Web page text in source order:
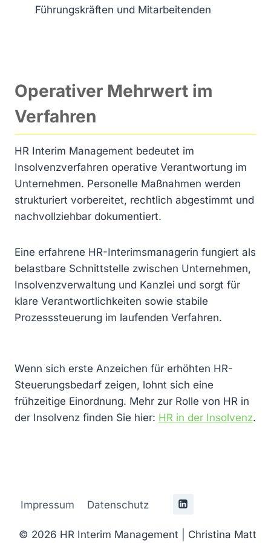
Führungskräften und Mitarbeitenden
Operativer Mehrwert im
Verfahren
HR Interim Management bedeutet im
Insolvenzverfahren operative Verantwortung im
Unternehmen. Personelle Maßnahmen werden
strukturiert vorbereitet, rechtlich abgestimmt und
nachvollziehbar dokumentiert.
Eine erfahrene HR-Interimsmanagerin fungiert als
belastbare Schnittstelle zwischen Unternehmen,
Insolvenzverwaltung und Kanzlei und sorgt für
klare Verantwortlichkeiten sowie stabile
Prozesssteuerung im laufenden Verfahren.
Wenn sich erste Anzeichen für erhöhten HR-
Steuerungsbedarf zeigen, lohnt sich eine
frühzeitige Einordnung. Mehr zur Rolle von HR in
der Insolvenz finden Sie hier: HR in der Insolvenz.
Impressum Datenschutz
© 2026 HR Interim Management | Christina Matt